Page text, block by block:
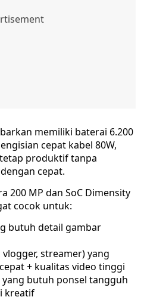
memiliki baterai 6.200
cepat kabel 80W,
produktif tanpa
cepat.
200 MP dan SoC Dimensity
cocok untuk:
butuh detail gambar
streamer) yang
+ kualitas video tinggi
butuh ponsel tangguh
kreatif